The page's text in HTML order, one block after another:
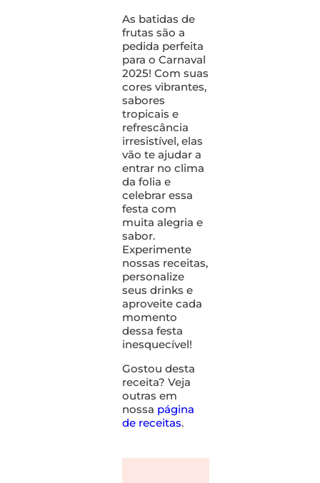
As batidas de
frutas são a
pedida perfeita
para o Carnaval
2025! Com suas
cores vibrantes,
sabores
tropicais e
refrescância
irresistível, elas
vão te ajudar a
entrar no clima
da folia e
celebrar essa
festa com
muita alegria e
sabor.
Experimente
nossas receitas,
personalize
seus drinks e
aproveite cada
momento
dessa festa
inesquecível!
Gostou desta
receita? Veja
outras em
nossa página
de receitas.